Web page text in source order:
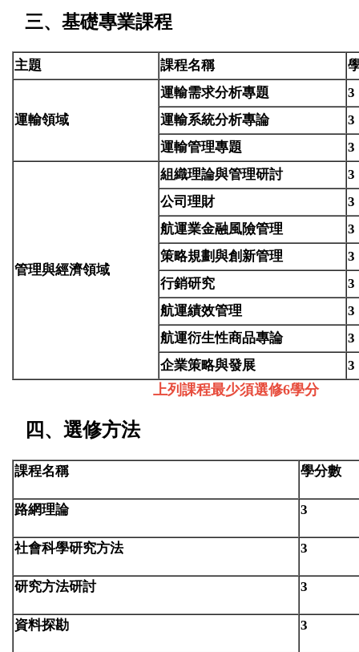
三、基礎專業課程
主題 課程名稱
運輸領域
運輸需求分析專題
3
運輸系統分析專論
3
運輸管理專題
3
管理與經濟領域
組織理論與管理研討
3
公司理財
3
航運業金融風險管理
3
策略規劃與創新管理
3
行銷研究
3
航運績效管理
3
航運衍生性商品專論
3
企業策略與發展
3
上列課程最少須選修6學分
四、選修方法
課程名稱 學分數
路網理論 3
社會科學研究方法 3
研究方法研討 3
資料探勘 3